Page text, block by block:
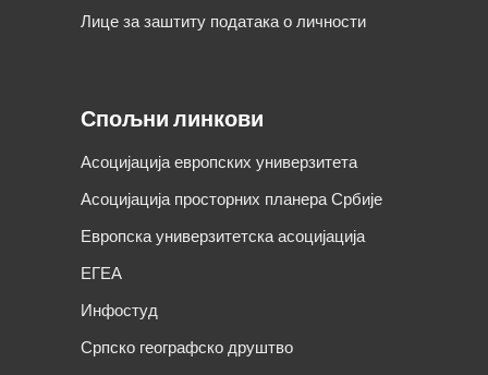
Лице за заштиту података о личности
Спољни линкови
Асоцијација европских универзитета
Асоцијација просторних планера Србије
Европска универзитетска асоцијација
ЕГЕА
Инфостуд
Српско географско друштво